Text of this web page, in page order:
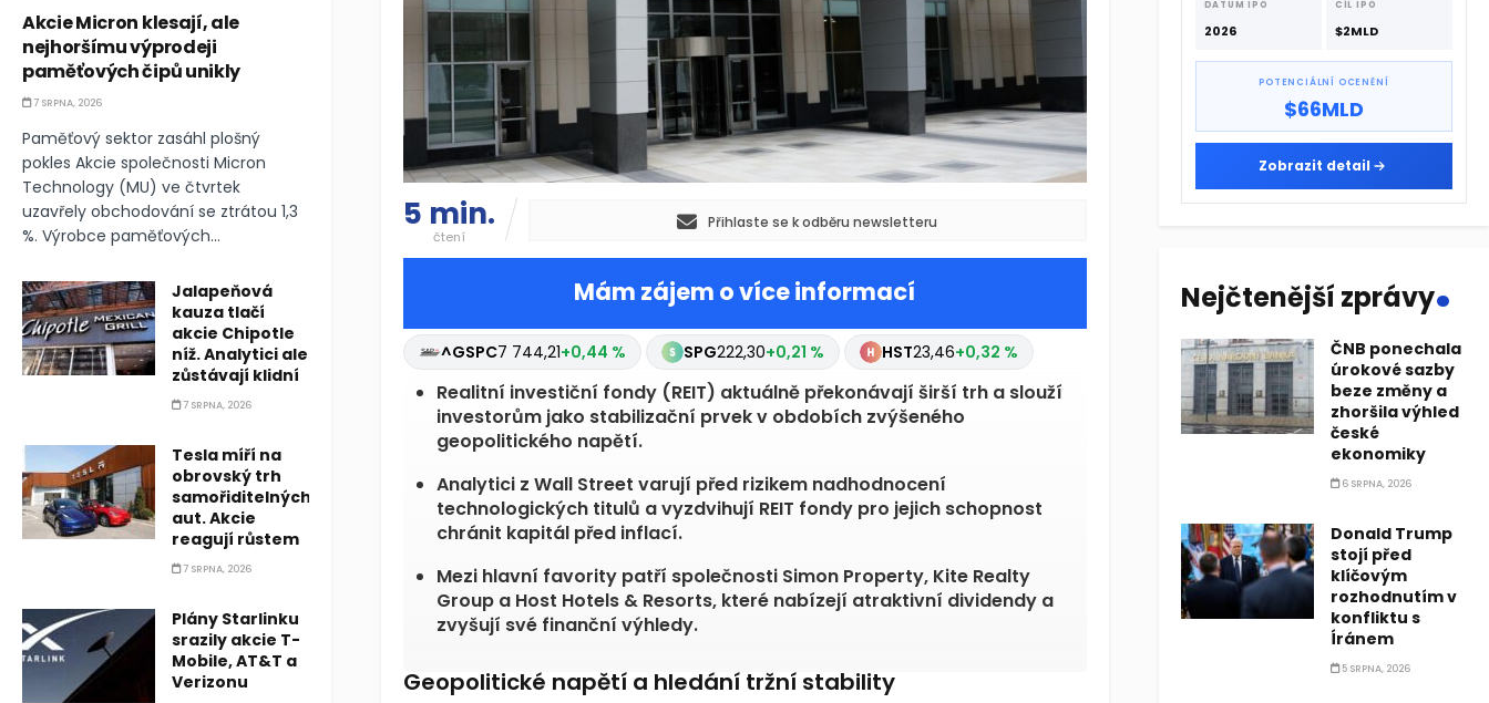
5 min.
čtení
Přihlaste se k odběru newsletteru
Mám zájem o více informací
^GSPC7 745,08+0,46 % SPG222,30+0,21 % KRG26,78+0,26 %
HST23,46+0,32 %
Realitní investiční fondy (REIT)
aktuálně překonávají širší trh a slouží
investorům jako stabilizační prvek v obdobích zvýšeného
geopolitického napětí.
Analytici z Wall Street varují před rizikem nadhodnocení
technologických titulů a vyzdvihují REIT fondy pro jejich schopnost
chránit kapitál před inflací.
Mezi hlavní favority patří společnosti Simon Property, Kite Realty
Group a Host Hotels & Resorts, které nabízejí atraktivní dividendy a
zvyšují své finanční výhledy.
Akcie Micron klesají, ale
nejhoršímu výprodeji
paměťových čipů unikly
7 SRPNA, 2026
Paměťový sektor zasáhl plošný
pokles Akcie společnosti Micron
Technology (MU) ve čtvrtek
uzavřely obchodování se ztrátou 1,3
%. Výrobce paměťových...
Jalapeňová
kauza tlačí
akcie Chipotle
níž. Analytici ale
zůstávají klidní
7 SRPNA, 2026
Tesla míří na
obrovský trh
samořiditelných
aut. Akcie
reagují růstem
7 SRPNA, 2026
Plány Starlinku
srazily akcie T-
Mobile, AT&T a
Verizonu
DATUM IPO
2026
CÍL IPO
$2MLD
POTENCIÁLNÍ OCENĚNÍ
$66MLD
Zobrazit detail
Nejčtenější zprávy.
ČNB ponechala
úrokové sazby
beze změny a
zhoršila výhled
české
ekonomiky
6 SRPNA, 2026
Donald Trump
stojí před
klíčovým
rozhodnutím v
konfliktu s
Íránem
5 SRPNA, 2026